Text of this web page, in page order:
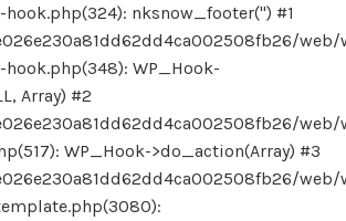
nksnow_footer('') #1
web/
WP_Hook-
Array) #2
web/
WP_Hook->do_action(Array) #3
web/